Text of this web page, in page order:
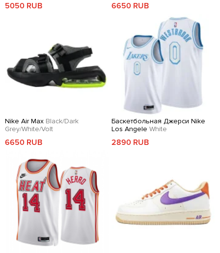
5050 RUB 6650 RUB
Nike Air Max Black/Dark
Grey/White/Volt
6650 RUB
Баскетбольная Джерси Nike
Los Angele White
2890 RUB